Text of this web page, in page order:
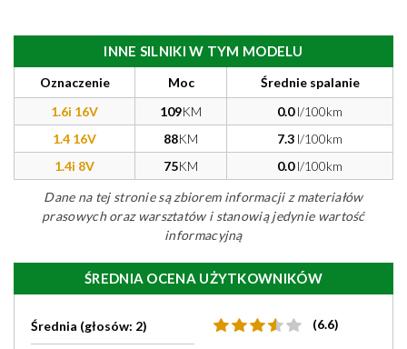
INNE SILNIKI W TYM MODELU
Oznaczenie Moc
Średnie spalanie
1.6i 16V
109KM 0.0l/100km
1.4 16V
88KM 7.3 l/100km
1.4i 8V
75KM 0.0l/100km
Dane na tej stronie są zbiorem informacji z materiałów
prasowych oraz warsztatów i stanowią jedynie wartość
informacyjną
ŚREDNIA OCENA UŻYTKOWNIKÓW
Średnia (głosów: 2) (6.6)